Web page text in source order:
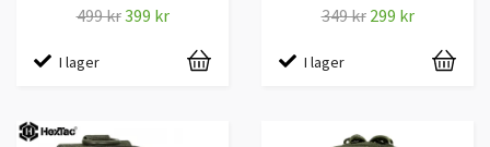
499 kr399 kr
I lager
349 kr 299 kr
I lager